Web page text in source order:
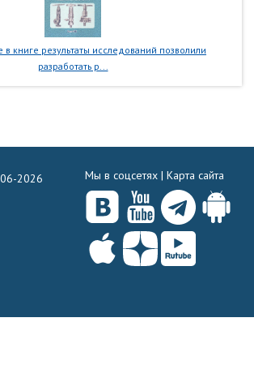
книге результаты исследований позволили
разработать р...
2026 Мы в соцсетях | Карта сайта